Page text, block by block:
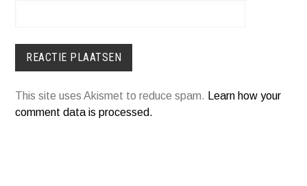
This site uses Akismet to reduce spam. Learn how your
comment data is processed.